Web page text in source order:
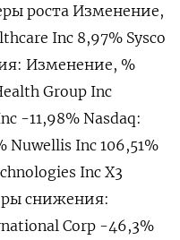
роста Изменение,
Inc 8,97% Sysco
Изменение, %
Group Inc
-11,98% Nasdaq:
Inc 106,51%
Inc X3
снижения:
‍Corp -46,3%